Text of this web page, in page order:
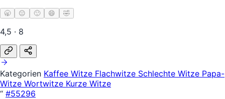
🥱 😐 🙂 😄 🤣
4,5 · 8
Kategorien Kaffee Witze Flachwitze Schlechte Witze Papa-
Witze Wortwitze Kurze Witze
“ #55296